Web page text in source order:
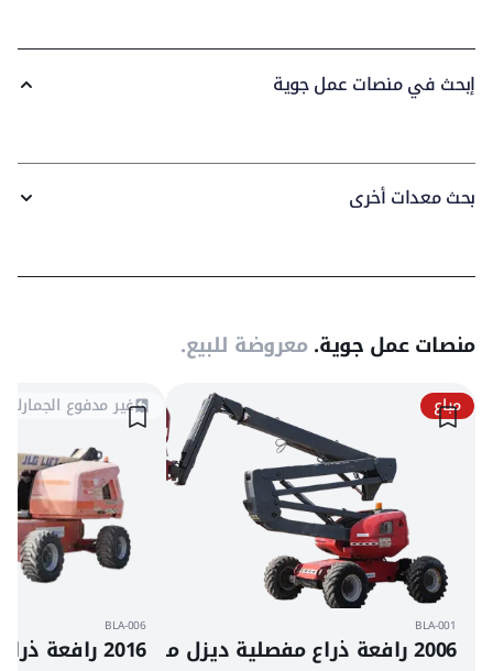
إبحث في منصات عمل جوية
بحث معدات أخرى
منصات عمل جوية.معروضة للبيع.
مباع
BLA-001
2006 رافعة ذراع مفصلية ديزل مانيتو 160 ATJ
غير مدفوع الجمارك
BLA-006
2016 رافعة ذراع تلسكوبية دفع رباعي ديزل جي إل جي 460SJ